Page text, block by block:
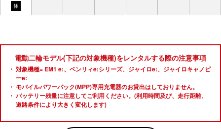
電動二輪モデル(下記の対象機種)をレンタルする際の注意事項
対象機種= EM1 e:、ベンリィe:シリーズ、ジャイロe:、ジャイロキャノピ
ーe:
モバイルパワーパック(MPP)専用充電器のお貸出はしておりません。
バッテリー残量に注意してご利用ください。(利用時間及び、走行距離、
道路条件により大きく変化します)